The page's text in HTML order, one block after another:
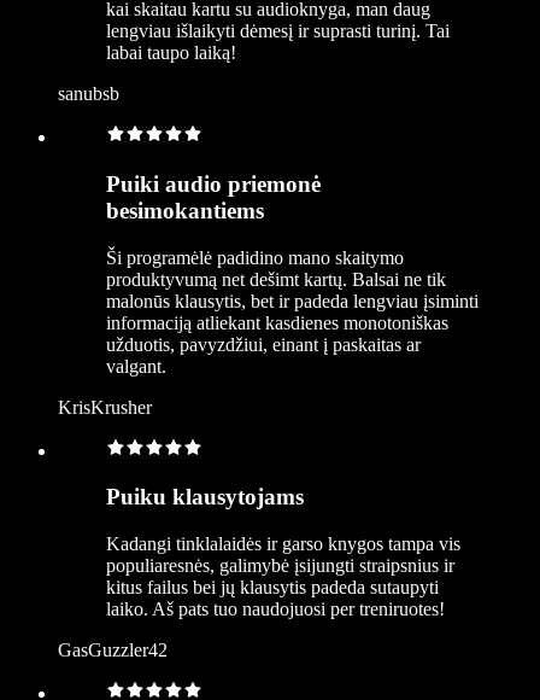
kai skaitau kartu su audioknyga, man daug
lengviau išlaikyti dėmesį ir suprasti turinį. Tai
labai taupo laiką!
sanubsb
Puiki audio priemonė
besimokantiems
Ši programėlė padidino mano skaitymo
produktyvumą net dešimt kartų. Balsai ne tik
malonūs klausytis, bet ir padeda lengviau įsiminti
informaciją atliekant kasdienes monotoniškas
užduotis, pavyzdžiui, einant į paskaitas ar
valgant.
KrisKrusher
Puiku klausytojams
Kadangi tinklalaidės ir garso knygos tampa vis
populiaresnės, galimybė įsijungti straipsnius ir
kitus failus bei jų klausytis padeda sutaupyti
laiko. Aš pats tuo naudojuosi per treniruotes!
GasGuzzler42